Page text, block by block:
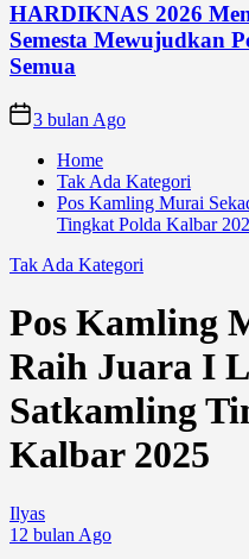
HARDIKNAS 2026
Semesta Mewujudkan
Semua
3 bulan Ago
Home
Tak Ada Kategori
Pos Kamling Murai
Tingkat Polda Kalbar
Tak Ada Kategori
Pos Kamling
Raih Juara I
Satkamling
Kalbar 2025
Ilyas
12 bulan Ago